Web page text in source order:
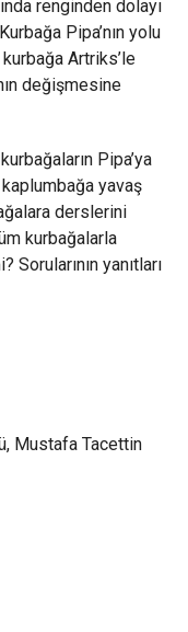
renginden dolayı
Pipa’nın yolu
Artriks’le
değişmesine
Pipa’ya
kaplumbağa yavaş
derslerini
kurbağalarla
yanıtları
Mustafa Tacettin